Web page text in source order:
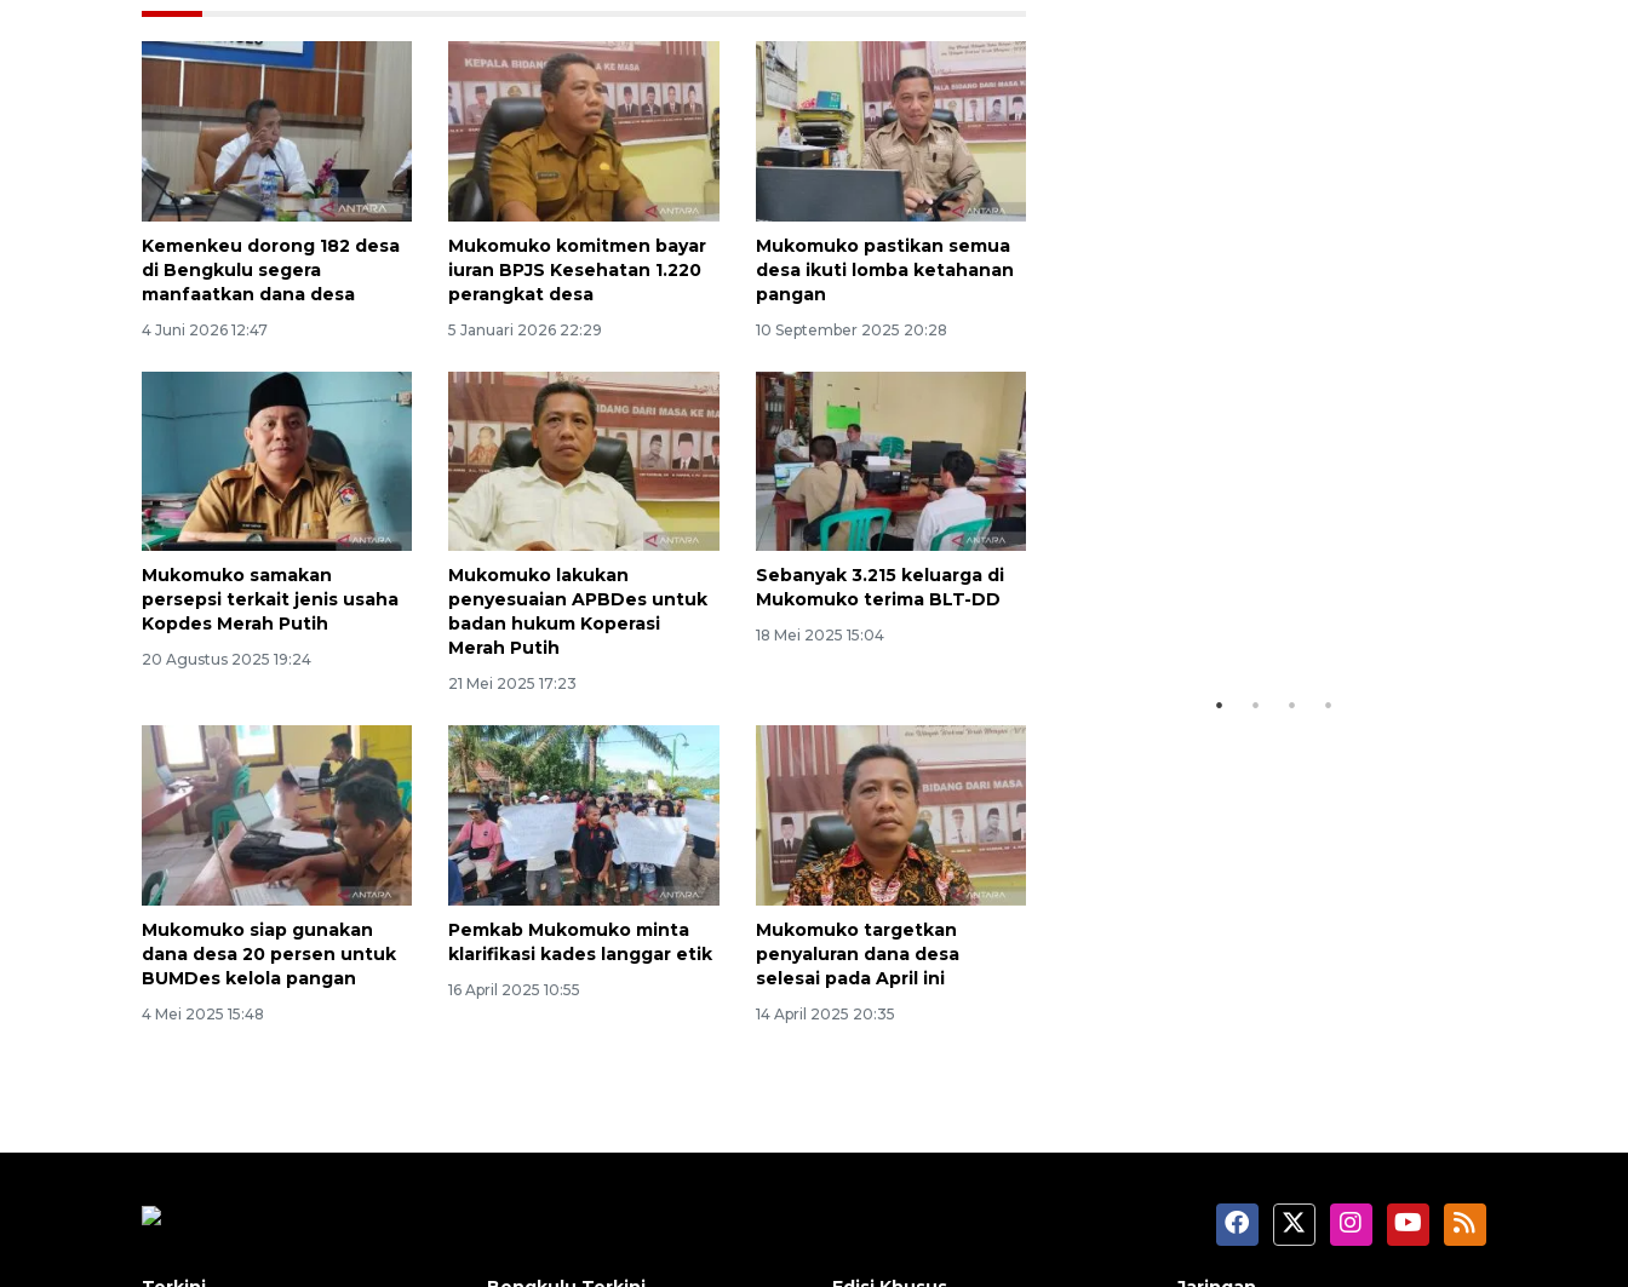
Kemenkeu dorong 182 desa
di Bengkulu segera
manfaatkan dana desa
4 Juni 2026 12:47
Mukomuko komitmen bayar
iuran BPJS Kesehatan 1.220
perangkat desa
5 Januari 2026 22:29
Mukomuko pastikan semua
desa ikuti lomba ketahanan
pangan
10 September 2025 20:28
Mukomuko samakan
persepsi terkait jenis usaha
Kopdes Merah Putih
20 Agustus 2025 19:24
Mukomuko lakukan
penyesuaian APBDes untuk
badan hukum Koperasi
Merah Putih
21 Mei 2025 17:23
Sebanyak 3.215 keluarga di
Mukomuko terima BLT-DD
18 Mei 2025 15:04
Mukomuko siap gunakan
dana desa 20 persen untuk
BUMDes kelola pangan
4 Mei 2025 15:48
Pemkab Mukomuko minta
klarifikasi kades langgar etik
16 April 2025 10:55
Mukomuko targetkan
penyaluran dana desa
selesai pada April ini
14 April 2025 20:35
Ekonomi triwulan II-2026
tumbuh 5,29 persen